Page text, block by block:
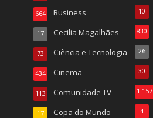
Business
664
Cecilia Magalhães
17
Ciência e Tecnologia
73
Cinema
434
Comunidade TV
113
Copa do Mundo
17
10
830
26
30
1.157
4